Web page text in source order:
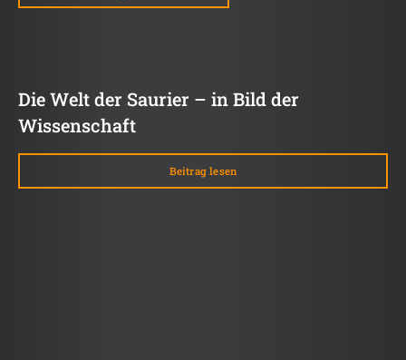
Die Welt der Saurier – in Bild der
Wissenschaft
Beitrag lesen